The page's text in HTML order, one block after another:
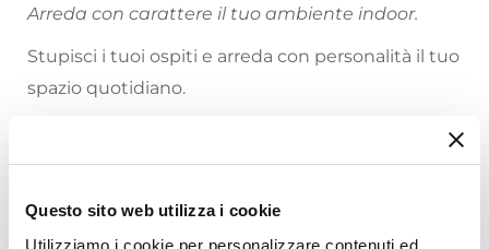
Questo sito web utilizza i cookie
Utilizziamo i cookie per personalizzare contenuti ed
Arreda con carattere il tuo ambiente indoor.
Stupisci i tuoi ospiti e arreda con personalità il tuo
spazio quotidiano.
Caratteristiche